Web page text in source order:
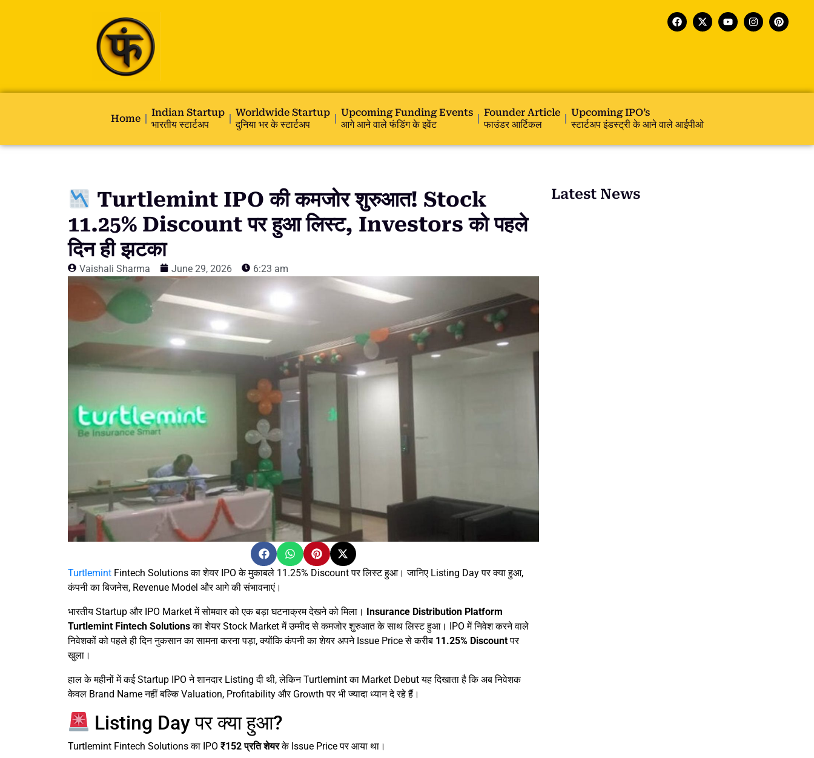
Home
Indian Startup
भारतीय स्टार्टअप
Worldwide Startup
दुनिया भर के स्टार्टअप
Upcoming Funding Events
आगे आने वाले फंडिंग के इवेंट
Founder Article
फाउंडर आर्टिकल
Upcoming IPO’s
स्टार्टअप इंडस्ट्री के आने वाले आईपीओ
Turtlemint IPO की कमजोर शुरुआत! Stock
11.25% Discount पर हुआ लिस्ट, Investors को पहले
दिन ही झटका
Vaishali Sharma June 29, 2026 6:23 am
Turtlemint Fintech Solutions का शेयर IPO के मुकाबले 11.25% Discount पर लिस्ट हुआ। जानिए Listing Day पर क्या हुआ,
कंपनी का बिजनेस, Revenue Model और आगे की संभावनाएं।
भारतीय Startup और IPO Market में सोमवार को एक बड़ा घटनाक्रम देखने को मिला। Insurance Distribution Platform
Turtlemint Fintech Solutionsका शेयर Stock Market में उम्मीद से कमजोर शुरुआत के साथ लिस्ट हुआ। IPO में निवेश करने वाले
निवेशकों को पहले ही दिन नुकसान का सामना करना पड़ा, क्योंकि कंपनी का शेयर अपने Issue Price से करीब 11.25% Discountपर
खुला।
हाल के महीनों में कई Startup IPO ने शानदार Listing दी थी, लेकिन Turtlemint का Market Debut यह दिखाता है कि अब निवेशक
केवल Brand Name नहीं बल्कि Valuation, Profitability और Growth पर भी ज्यादा ध्यान दे रहे हैं।
Listing Day पर क्या हुआ?
Turtlemint Fintech Solutions का IPO ₹152 प्रति शेयरके Issue Price पर आया था।
Latest News